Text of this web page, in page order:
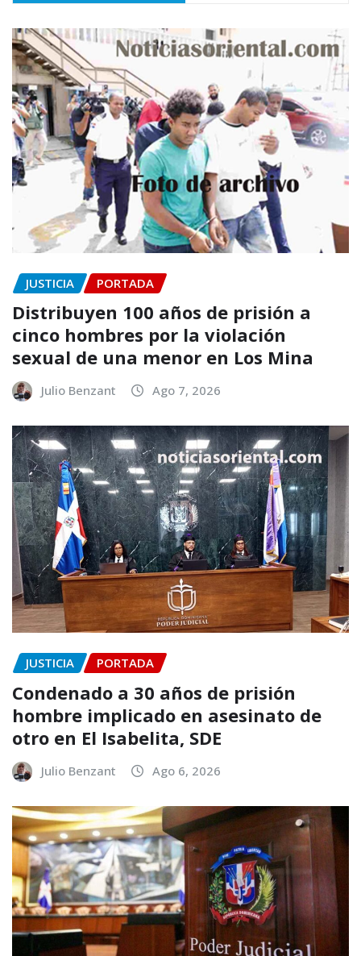
JUSTICIA PORTADA
Distribuyen 100 años de prisión a
cinco hombres por la violación
sexual de una menor en Los Mina
Julio Benzant Ago 7, 2026
JUSTICIA PORTADA
Condenado a 30 años de prisión
hombre implicado en asesinato de
otro en El Isabelita, SDE
Julio Benzant Ago 6, 2026